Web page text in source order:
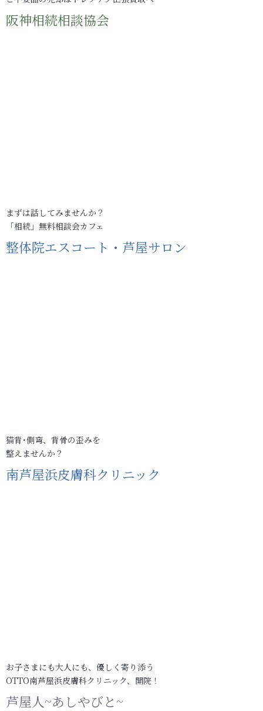
阪神相続相談協会
まずは話してみませんか？
「相続」無料相談会カフェ
整体院エスコート・芦屋サロン
猫背･側弯、背骨の歪みを
整えませんか？
南芦屋浜皮膚科クリニック
お子さまにも大人にも、優しく寄り添う
OTTO南芦屋浜皮膚科クリニック、開院！
芦屋人~あしやびと~